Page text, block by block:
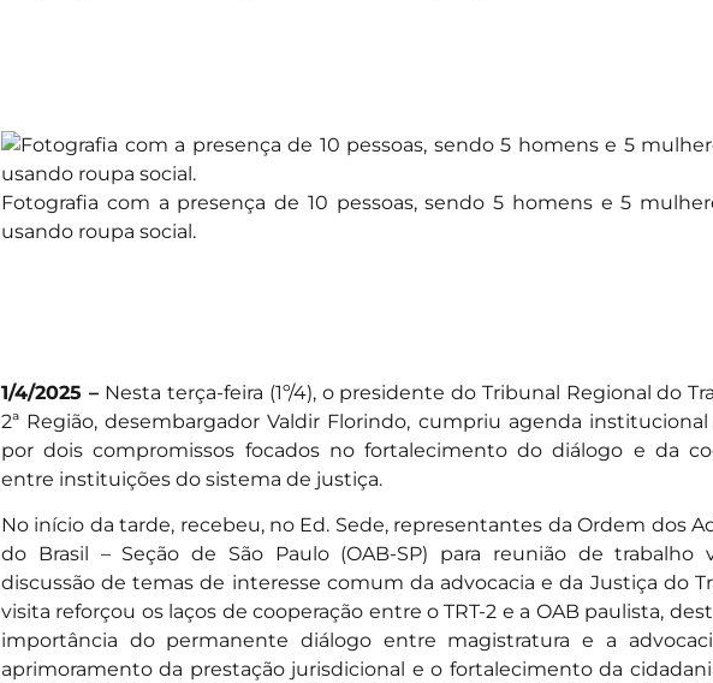
Fotografia com a presença de 10 pessoas, sendo 5 homens e 5
usando roupa social.
1/4/2025 – Nesta terça-feira (1º/4), o presidente do Tribunal Regional do
2ª Região, desembargador Valdir Florindo, cumpriu agenda institucional
por dois compromissos focados no fortalecimento do diálogo e da
entre instituições do sistema de justiça.
No início da tarde, recebeu, no Ed. Sede, representantes da Ordem dos
do Brasil – Seção de São Paulo (OAB-SP) para reunião de trabalho
discussão de temas de interesse comum da advocacia e da Justiça do
visita reforçou os laços de cooperação entre o TRT-2 e a OAB paulista,
importância do permanente diálogo entre magistratura e a
aprimoramento da prestação jurisdicional e o fortalecimento da